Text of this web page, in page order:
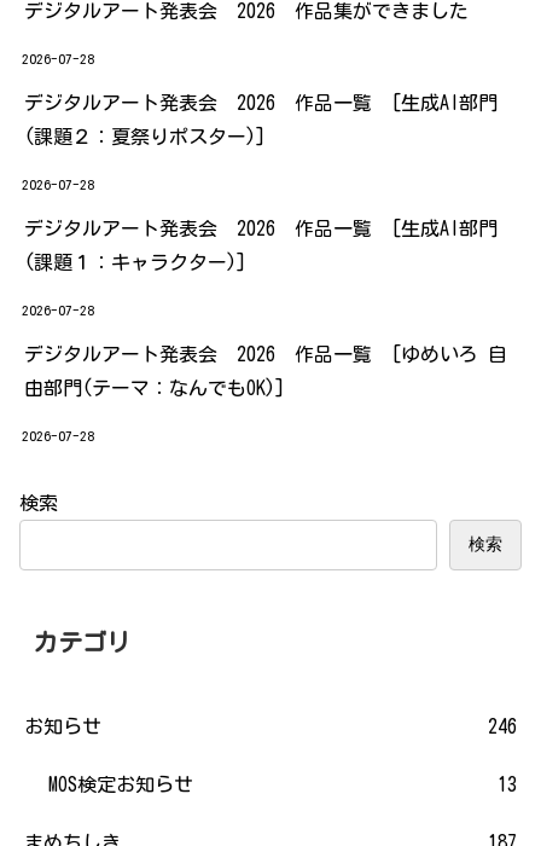
デジタルアート発表会 2026 作品集ができました
2026-07-28
デジタルアート発表会 2026 作品一覧 [生成AI部門
(課題２：夏祭りポスター)]
2026-07-28
デジタルアート発表会 2026 作品一覧 [生成AI部門
(課題１：キャラクター)]
2026-07-28
デジタルアート発表会 2026 作品一覧 [ゆめいろ 自
由部門(テーマ：なんでもOK)]
2026-07-28
検索
検索
カテゴリ
お知らせ 246
MOS検定お知らせ 13